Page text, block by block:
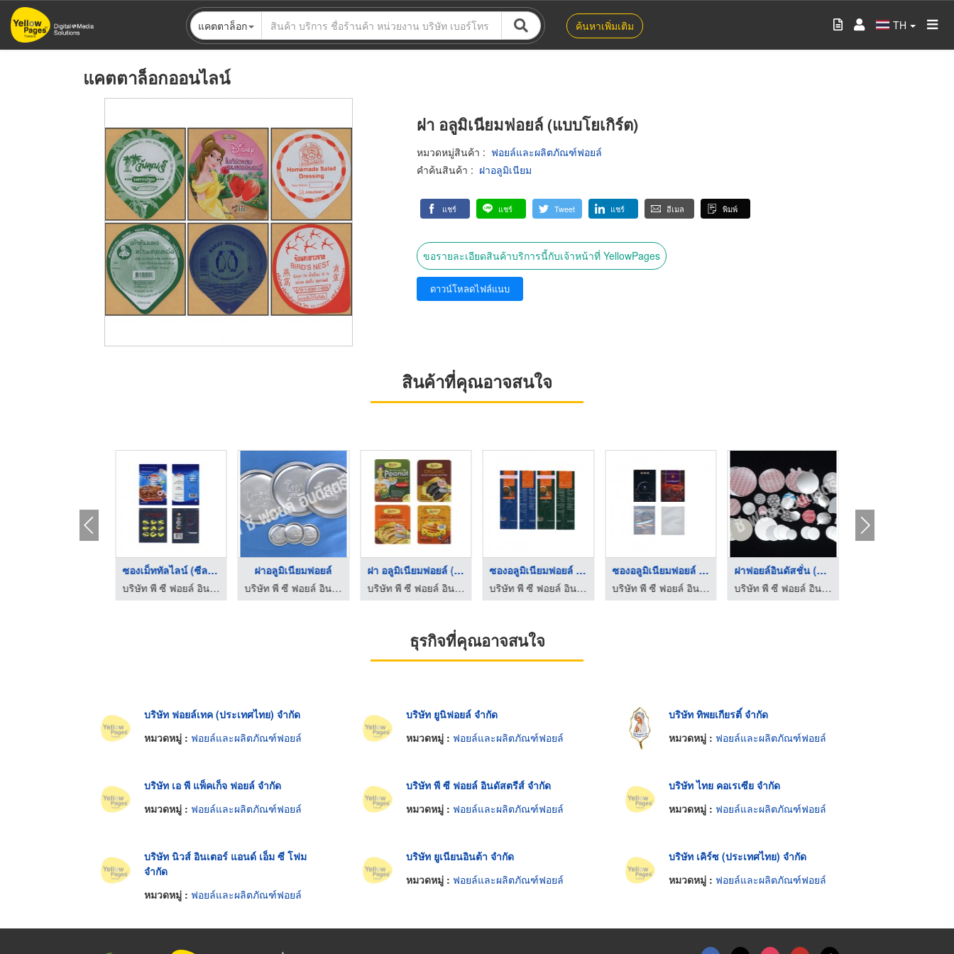
ข้าม
ไป
แคตตาล็อก ค้นหาเพิ่มเติม TH
แคตตาล็อกออนไลน์
ฝา อลูมิเนียมฟอยล์ (แบบโยเกิร์ต)
หมวดหมู่สินค้า : ฟอยล์และผลิตภัณฑ์ฟอยล์
คำค้นสินค้า : ฝาอลูมิเนียม
แชร์ แชร์ Tweet แชร์ อีเมล พิมพ์
ขอรายละเอียดสินค้าบริการนี้กับเจ้าหน้าที่ YellowPages
ดาวน์โหลดไฟล์แนบ
สินค้าที่คุณอาจสนใจ
ซองเม็ททัลไลน์ (ซีลก ...
บริษัท พี ซี ฟอยล์ อินดัสตรีส์ จำกัด
ฝาอลูมิเนียมฟอยล์
บริษัท พี ซี ฟอยล์ อินดัสตรีส์ จำกัด
ฝา อลูมิเนียมฟอยล์ ( ...
บริษัท พี ซี ฟอยล์ อินดัสตรีส์ จำกัด
ซองอลูมิเนียมฟอยล์ จ ...
บริษัท พี ซี ฟอยล์ อินดัสตรีส์ จำกัด
ซองอลูมิเนียมฟอยล์ ( ...
บริษัท พี ซี ฟอยล์ อินดัสตรีส์ จำกัด
ฝาฟอยล์อินดัสชั่น (แ ...
บริษัท พี ซี ฟอยล์ อินดัสตรีส์ จำกัด
ธุรกิจที่คุณอาจสนใจ
บริษัท ฟอยล์เทค (ประเทศไทย) จำกัด
หมวดหมู่ : ฟอยล์และผลิตภัณฑ์ฟอยล์
บริษัท ยูนิฟอยล์ จำกัด
หมวดหมู่ : ฟอยล์และผลิตภัณฑ์ฟอยล์
บริษัท ทิพยเกียรติ์ จำกัด
หมวดหมู่ : ฟอยล์และผลิตภัณฑ์ฟอยล์
บริษัท เอ พี แพ็คเก็จ ฟอยล์ จำกัด
หมวดหมู่ : ฟอยล์และผลิตภัณฑ์ฟอยล์
บริษัท พี ซี ฟอยล์ อินดัสตรีส์ จำกัด
หมวดหมู่ : ฟอยล์และผลิตภัณฑ์ฟอยล์
บริษัท ไทย คอเรเซีย จำกัด
หมวดหมู่ : ฟอยล์และผลิตภัณฑ์ฟอยล์
บริษัท นิวส์ อินเตอร์ แอนด์ เอ็ม ซี โฟม
จำกัด
หมวดหมู่ : ฟอยล์และผลิตภัณฑ์ฟอยล์
บริษัท ยูเนียนอินต้า จำกัด
หมวดหมู่ : ฟอยล์และผลิตภัณฑ์ฟอยล์
บริษัท เคิร์ซ (ประเทศไทย) จำกัด
หมวดหมู่ : ฟอยล์และผลิตภัณฑ์ฟอยล์